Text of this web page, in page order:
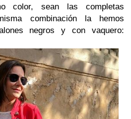
color, sean las completas
combinación la hemos
negros y con vaquero: